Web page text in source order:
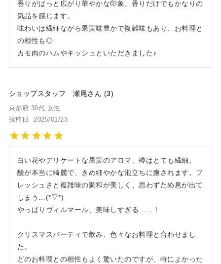
香りがぱっと広がり華やかな印象。香りだけでもかなりの
気品を感じます。
味わいは繊細ながら果実味豊かで複雑味もあり、お料理と
の相性も◎
カモ肉のハムやキッシュといただきました♪
ショップスタッフ 瀬尾 3
京都府 30代 女性
投稿日
2025/01/23
白い花やデリケートな果実のアロマ、樽はとても繊細。
酸が本当に綺麗で、きめ細やかな泡立ちに癒されます。フ
レッシュさと複雑味の調和が美しく、思わずため息が出て
しまう…(*▽*)
やっぱりヴィルマール、美味しすぎる……！
クリスマスパーティで飲み、色々なお料理と合わせまし
た。
どのお料理との相性もよく驚いたのですが、特によかった